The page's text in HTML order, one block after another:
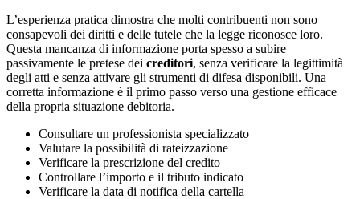
L’esperienza pratica dimostra che molti contribuenti non sono
consapevoli dei diritti e delle tutele che la legge riconosce loro.
Questa mancanza di informazione porta spesso a subire
passivamente le pretese dei creditori, senza verificare la legittimità
degli atti e senza attivare gli strumenti di difesa disponibili. Una
corretta informazione è il primo passo verso una gestione efficace
della propria situazione debitoria.
Consultare un professionista specializzato
Valutare la possibilità di rateizzazione
Verificare la prescrizione del credito
Controllare l’importo e il tributo indicato
Verificare la data di notifica della cartella